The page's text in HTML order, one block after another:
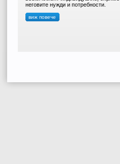
неговите нужди и потребности.
виж повече